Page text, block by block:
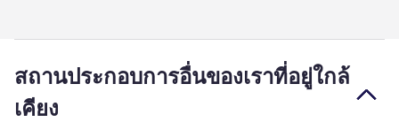
สถานประกอบการอื่นของเราที่อยู่ใกล้
เคียง